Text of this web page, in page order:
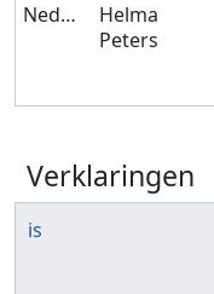
Nederlands
Helma
Peters
Verklaringen
is